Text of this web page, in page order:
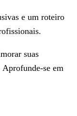
e um roteiro
suas
se em